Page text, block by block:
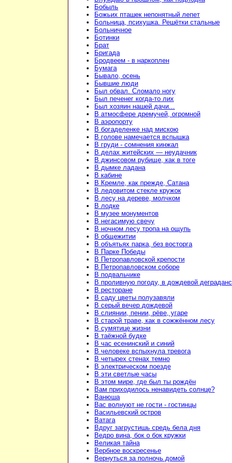
Бобыль
Божьих пташек непонятный лепет
Больница, психушка. Решётки стальные
Больничное
Ботинки
Брат
Бригада
Бродвеем - в наркоплен
Бумага
Бывало, осень
Бывшие люди
Был обвал. Сломало ногу
Был печенег когда-то лих
Был хозяин нашей дачи...
В атмосфере дремучей, огромной
В аэропорту
В богаделенке над мискою
В голове намечается вспышка
В груди - сомнения кинжал
В делах житейских — неудачник
В джинсовом рубище, как в тоге
В дымке ладана
В кабине
В Кремле, как прежде, Сатана
В ледовитом стекле кружок
В лесу на дереве, молчком
В лодке
В музее монументов
В негасимую свечу
В ночном лесу тропа на ощупь
В общежитии
В объятьях парка, без восторга
В Парке Победы
В Петропавловской крепости
В Петропавловском соборе
В подвальчике
В проливную погоду, в дождевой деграданс
В ресторане
В саду цветы полузавяли
В серый вечер дождевой
В слиянии, пении, рёве, угаре
В старой траве, как в сожжённом лесу
В сумятице жизни
В таёжной будке
В час есенинский и синий
В человеке вспыхнула тревога
В четырех стенах темно
В электрическом поезде
В эти светлые часы
В этом мире, где был ты рождён
Вам приходилось ненавидеть солнце?
Ванюша
Вас волнуют не гости - гостинцы
Васильевский остров
Ватага
Вдруг загрустишь средь бела дня
Ведро вина, бок о бок кружки
Великая тайна
Вербное воскресенье
Вернуться за полночь домой